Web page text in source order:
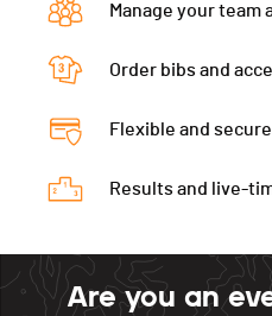
Manage your team
Order bibs and
Flexible and
Results and live-
Are you an